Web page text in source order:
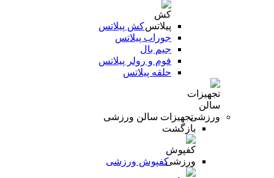
کش پیلاتس
جوراب پیلاتس
جیم بال
فوم و رولر پیلاتس
حلقه پیلاتس
تجهیزات سالن ورزشی
بازگشت
کفپوش ورزشی